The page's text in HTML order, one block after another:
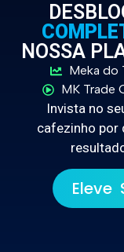
NOSSA
Meka do
MK Trade
Invista no
cafezinho por
Eleve